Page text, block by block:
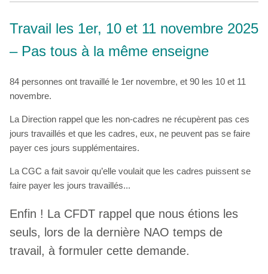
Travail les 1er, 10 et 11 novembre 2025
– Pas tous à la même enseigne
84 personnes ont travaillé le 1er novembre, et 90 les 10 et 11
novembre.
La Direction rappel que les non-cadres ne récupèrent pas ces
jours travaillés et que les cadres, eux, ne peuvent pas se faire
payer ces jours supplémentaires.
La CGC a fait savoir qu’elle voulait que les cadres puissent se
faire payer les jours travaillés...
Enfin ! La CFDT rappel que nous étions les
seuls, lors de la dernière NAO temps de
travail, à formuler cette demande.